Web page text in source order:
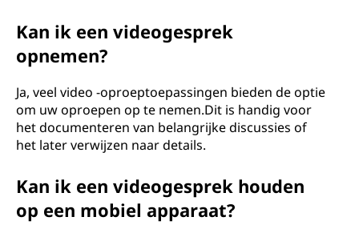
Kan ik een videogesprek
opnemen?
Ja, veel video -oproeptoepassingen bieden de optie
om uw oproepen op te nemen.Dit is handig voor
het documenteren van belangrijke discussies of
het later verwijzen naar details.
Kan ik een videogesprek houden
op een mobiel apparaat?